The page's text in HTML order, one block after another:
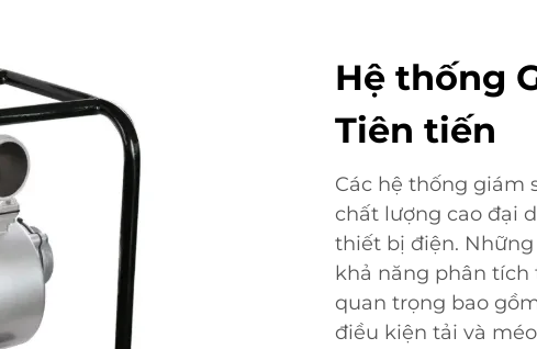
Hệ thống
Tiên tiến
Các hệ thống giám
chất lượng cao đại
thiết bị điện.
khả năng phân tích
quan trọng bao
điều kiện tải và